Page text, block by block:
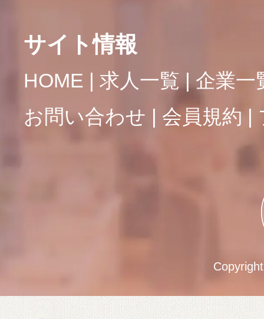
サイト情報
HOME 求人一覧
企業一
お問い合わせ
会員規約